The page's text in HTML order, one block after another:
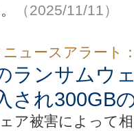
（2025/11/11）
ュースアラート
ランサムウ
され300GB
ア被害によって